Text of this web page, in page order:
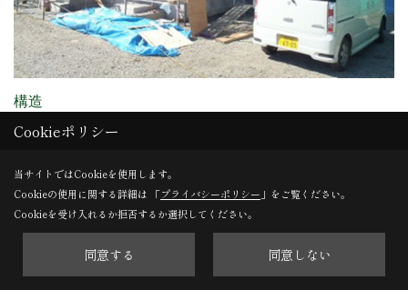
構造
建物の構造ができてきました。
30. 2014年09月21日
Cookieポリシー
当サイトではCookieを使用します。
Cookieの使用に関する詳細は 「プライバシーポリシー 」をご覧ください。
Cookieを受け入れるか拒否するか選択してください。
同意する 同意しない